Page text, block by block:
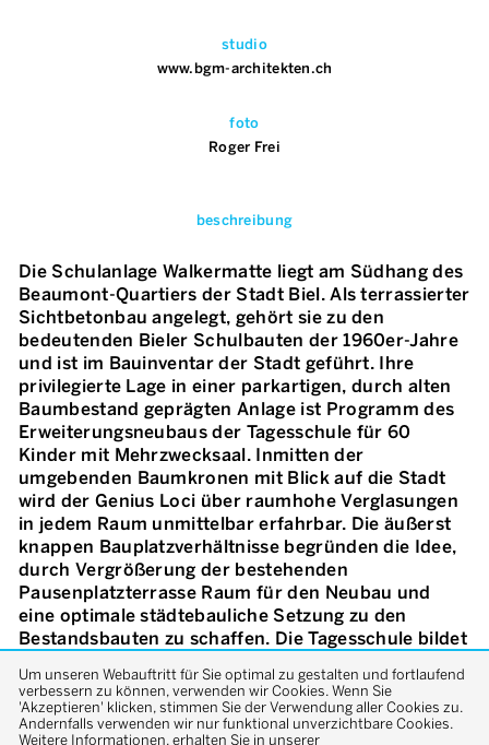
studio
www.bgm-architekten.ch
foto
Roger Frei
beschreibung
Die Schulanlage Walkermatte liegt am Südhang des
Beaumont-Quartiers der Stadt Biel. Als terrassierter
Sichtbetonbau angelegt, gehört sie zu den
bedeutenden Bieler Schulbauten der 1960er-Jahre
und ist im Bauinventar der Stadt geführt. Ihre
privilegierte Lage in einer parkartigen, durch alten
Baumbestand geprägten Anlage ist Programm des
Erweiterungsneubaus der Tagesschule für 60
Kinder mit Mehrzwecksaal. Inmitten der
umgebenden Baumkronen mit Blick auf die Stadt
wird der Genius Loci über raumhohe Verglasungen
in jedem Raum unmittelbar erfahrbar. Die äußerst
knappen Bauplatzverhältnisse begründen die Idee,
durch Vergrößerung der bestehenden
Pausenplatzterrasse Raum für den Neubau und
eine optimale städtebauliche Setzung zu den
Bestandsbauten zu schaffen. Die Tagesschule bildet
Schlusspunkt der Erschließungskaskade des
terrassiert angelegten Schulhauses. Die Räume sind
auf einer Ebene flexibel untereinander zuschaltbar
Um unseren Webauftritt für Sie optimal zu gestalten und fortlaufend
verbessern zu können, verwenden wir Cookies. Wenn Sie
'Akzeptieren' klicken, stimmen Sie der Verwendung aller Cookies zu.
Andernfalls verwenden wir nur funktional unverzichtbare Cookies.
Weitere Informationen, erhalten Sie in unserer